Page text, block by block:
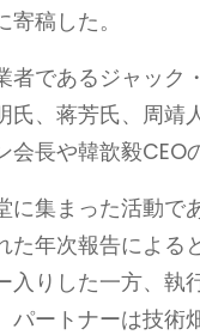
稿した。
であるジャック
、蒋芳氏、周靖
長や韓歆毅CEO
集まった活動で
年次報告による
りした一方、執
ートナーは技術